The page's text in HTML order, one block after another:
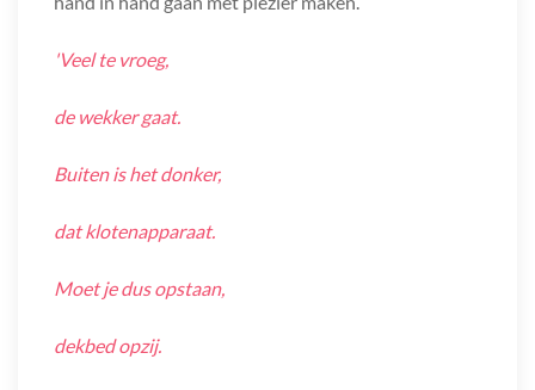
'Veel te vroeg,
de wekker gaat.
Buiten is het donker,
dat klotenapparaat.
Moet je dus opstaan,
dekbed opzij.